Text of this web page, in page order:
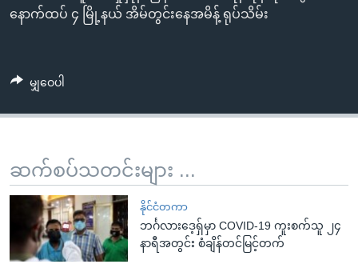
ရန်
ကျော်
နောက်ထပ် ၄ မြို့နယ် အိမ်တွင်းနေအမိန့် ရုပ်သိမ်း
မျှဝေပါ
ဆက်စပ်သတင်းများ ...
နိုင်ငံတကာ
ဘင်္ဂလားဒေ့ရှ်မှာ COVID-19 ကူးစက်သူ ၂၄
နာရီအတွင်း စံချိန်တင်မြင့်တက်